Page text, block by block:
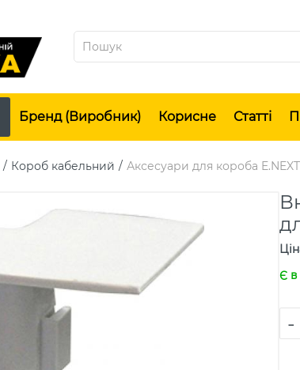
Бренд (виробник) Корисне Статті
Короб кабельний Аксесуари для короба E.NEXT
Є в
-